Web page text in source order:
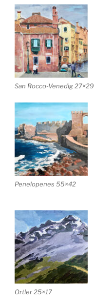
San Rocco-Venedig 27×29
Penelopenes 55×42
Ortler 25×17